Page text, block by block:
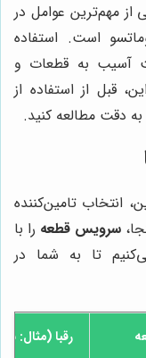
از مهم‌ترین عوامل در
است. استفاده
آسیب به قطعات و
قبل از استفاده از
به دقت مطالعه کنید.
انتخاب تامین‌کننده
سرویس قطعه را با
تا به شما در
رقبا (مثال: